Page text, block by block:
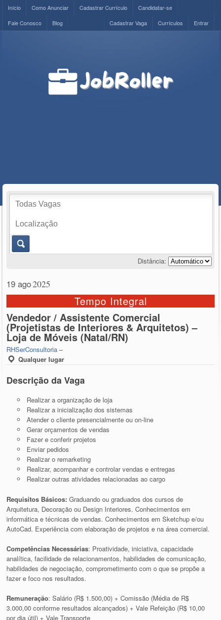
Início Como Anunciar Cadastrar Currículo
Candidatar-se
Fale Conosco
Blog Entrar
Currículos
Cadastrar Vaga
Distância:
19 ago2025
Tempo Integral
Vendedor / Assistente Comercial
(Projetistas de Interiores & Arquitetos) –
Loja de Móveis (Natal/RN)
RHSerConsultoria –
Qualquer lugar
Descrição da Vaga
Realizar a organização de loja
Realizar a inicialização dos sistemas
Atender o cliente presencialmente ou on-line
Gerar orçamentos de vendas
Fazer e conferir projetos
Enviar pedidos
Realizar o remarketing
Realizar, acompanhar e controlar vendas e entregas
Realizar outras atividades relacionadas ao cargo
Requisitos Básicos:Graduando ou graduados dos cursos de
Arquitetura, Decoração ou Design Interiores. Conhecimentos em
informática e técnicas de vendas. Conhecimentos em Sketchup e/ou
AutoCad. Experiência com elaboração de projetos e na área comercial.
Competências Necessárias: Proatividade, iniciativa, capacidade
analítica, facilidade de relacionamentos, habilidades de comunicação,
habilidades de negociação, comprometimento com o que se propõe a
fazer e foco nos resultados.
Remuneração: Salário (R$ 1.500,00) + Comissão (Média de R$
3.000,00 conforme resultados alcançados) + Vale Refeição (R$ 10,00
por dia útil) + Vale Transporte